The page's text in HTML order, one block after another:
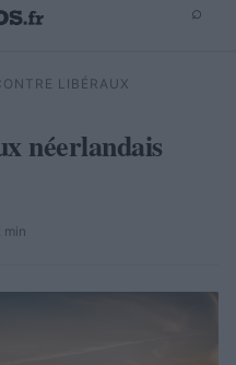
⌕
LIBÉRAUX
néerlandais
min